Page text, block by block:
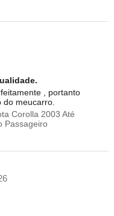
, portanto
do meucarro.
Corolla 2003 Até
Passageiro